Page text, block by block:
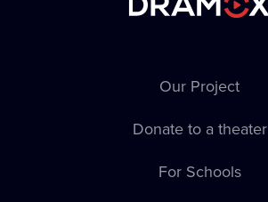
Our Project
Donate to a theater
For Schools